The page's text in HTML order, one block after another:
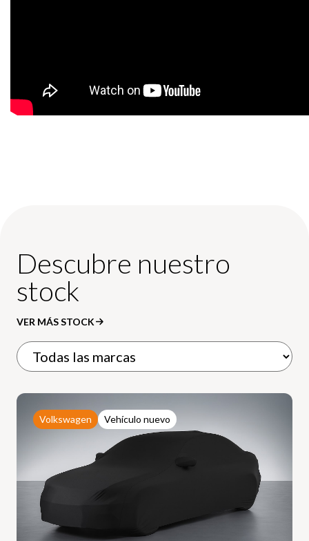
Descubre nuestro
stock
VER MÁS STOCK
Volkswagen Vehículo nuevo